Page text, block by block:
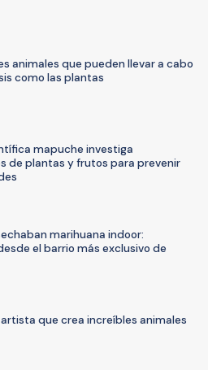
animales que pueden llevar a cabo
como las plantas
mapuche investiga
de plantas y frutos para prevenir
marihuana indoor:
el barrio más exclusivo de
artista que crea increíbles animales